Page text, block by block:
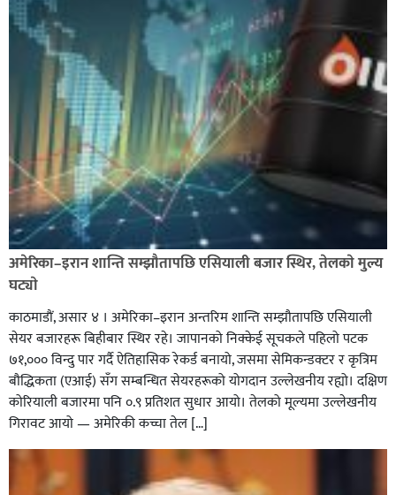
अमेरिका–इरान शान्ति सम्झौतापछि एसियाली बजार स्थिर, तेलकाे मुल्य
घट्याे
काठमाडाैं, असार ४ । अमेरिका–इरान अन्तरिम शान्ति सम्झौतापछि एसियाली
सेयर बजारहरू बिहीबार स्थिर रहे। जापानको निक्केई सूचकले पहिलो पटक
७१,००० विन्दु पार गर्दै ऐतिहासिक रेकर्ड बनायो, जसमा सेमिकन्डक्टर र कृत्रिम
बौद्धिकता (एआई) सँग सम्बन्धित सेयरहरूको योगदान उल्लेखनीय रह्यो। दक्षिण
कोरियाली बजारमा पनि ०.९ प्रतिशत सुधार आयो। तेलको मूल्यमा उल्लेखनीय
गिरावट आयो — अमेरिकी कच्चा तेल […]